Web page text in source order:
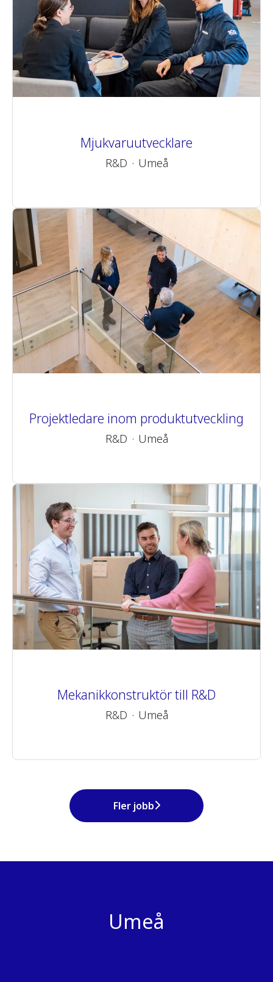
Mjukvaruutvecklare
R&D · Umeå
Projektledare inom produktutveckling
R&D · Umeå
Mekanikkonstruktör till R&D
R&D · Umeå
Fler jobb
Umeå